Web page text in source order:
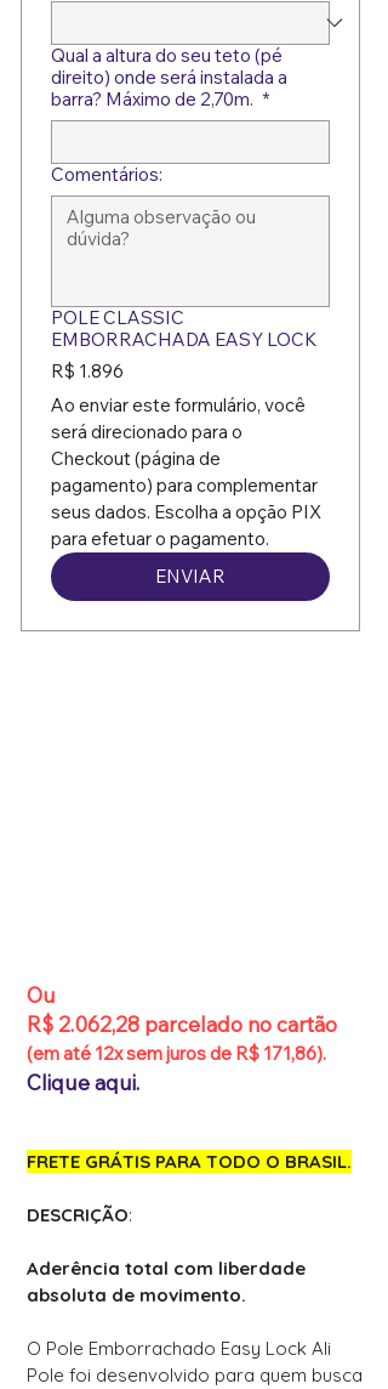
Qual a altura do seu teto (pé
direito) onde será instalada a
barra? Máximo de 2,70m. *
Comentários:
POLE CLASSIC
EMBORRACHADA EASY LOCK
R$ 1.896
Ao enviar este formulário, você
será direcionado para o
Checkout (página de
pagamento) para complementar
seus dados. Escolha a opção PIX
para efetuar o pagamento.
ENVIAR
FRETE GRÁTIS PARA TODO O BRASIL.
DESCRIÇÃO:
Aderência total com liberdade
absoluta de movimento.
O Pole Emborrachado Easy Lock Ali
Pole foi desenvolvido para quem busca
Ou
R$ 2.062,28 parcelado no cartão
(em até 12x sem juros de R$ 171,86).
Clique aqui.